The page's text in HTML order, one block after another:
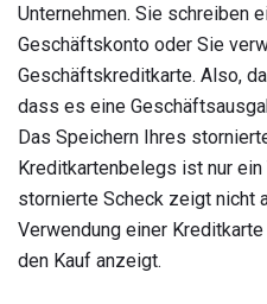
Unternehmen. Sie schreiben
Geschäftskonto oder Sie
Geschäftskreditkarte. Also,
dass es eine
Das Speichern Ihres
Kreditkartenbelegs ist nur
stornierte Scheck zeigt nicht
Verwendung einer
den Kauf anzeigt.